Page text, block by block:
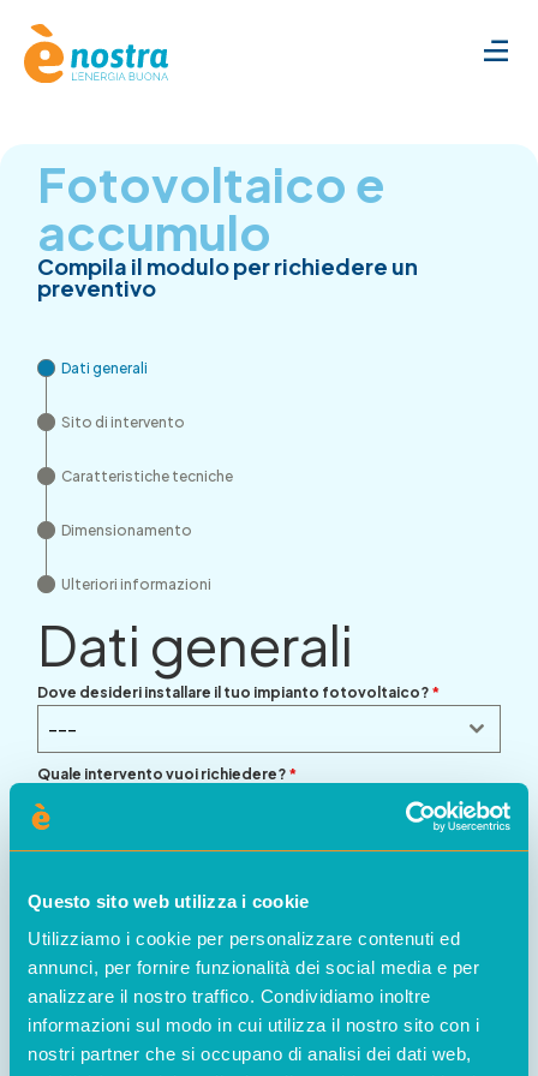
Questo sito web utilizza i cookie
Utilizziamo i cookie per personalizzare contenuti ed
annunci, per fornire funzionalità dei social media e per
analizzare il nostro traffico. Condividiamo inoltre
informazioni sul modo in cui utilizza il nostro sito con i
nostri partner che si occupano di analisi dei dati web,
Fotovoltaico e
accumulo
Compila il modulo per richiedere un
preventivo
Dati generali
Sito di intervento
Caratteristiche tecniche
Dimensionamento
Ulteriori informazioni
Dati generali
Dove desideri installare il tuo impianto fotovoltaico? *
---
Quale intervento vuoi richiedere? *
---